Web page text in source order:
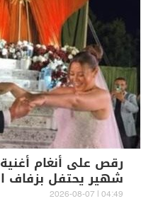
رقص على أنغام أغنية
شهير يحتفل بزفاف
04:49 | 2026-08-07